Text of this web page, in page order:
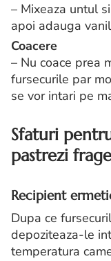
– Mixeaza untul
apoi adauga
Coacere
– Nu coace prea
fursecurile par
se vor intari pe
Sfaturi
pastrezi
Recipient
Dupa ce
depoziteaza-le
temperatura